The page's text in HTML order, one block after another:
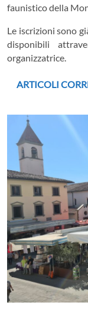
faunistico della
Le iscrizioni sono
disponibili
organizzatrice.
ARTICOLI